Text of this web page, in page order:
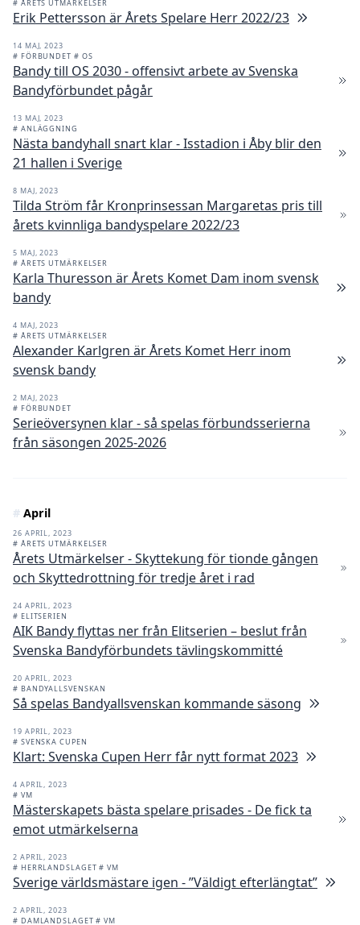
# ÅRETS UTMÄRKELSER
Erik Pettersson är Årets Spelare Herr 2022/23
14 MAJ, 2023
# FÖRBUNDET # OS
Bandy till OS 2030 - offensivt arbete av Svenska
Bandyförbundet pågår
13 MAJ, 2023
# ANLÄGGNING
Nästa bandyhall snart klar - Isstadion i Åby blir den
21 hallen i Sverige
8 MAJ, 2023
Tilda Ström får Kronprinsessan Margaretas pris till
årets kvinnliga bandyspelare 2022/23
5 MAJ, 2023
# ÅRETS UTMÄRKELSER
Karla Thuresson är Årets Komet Dam inom svensk
bandy
4 MAJ, 2023
# ÅRETS UTMÄRKELSER
Alexander Karlgren är Årets Komet Herr inom
svensk bandy
2 MAJ, 2023
# FÖRBUNDET
Serieöversynen klar - så spelas förbundsserierna
från säsongen 2025-2026
# April
26 APRIL, 2023
# ÅRETS UTMÄRKELSER
Årets Utmärkelser - Skyttekung för tionde gången
och Skyttedrottning för tredje året i rad
24 APRIL, 2023
# ELITSERIEN
AIK Bandy flyttas ner från Elitserien – beslut från
Svenska Bandyförbundets tävlingskommitté
20 APRIL, 2023
# BANDYALLSVENSKAN
Så spelas Bandyallsvenskan kommande säsong
19 APRIL, 2023
# SVENSKA CUPEN
Klart: Svenska Cupen Herr får nytt format 2023
4 APRIL, 2023
# VM
Mästerskapets bästa spelare prisades - De fick ta
emot utmärkelserna
2 APRIL, 2023
# HERRLANDSLAGET# VM
Sverige världsmästare igen - ”Väldigt efterlängtat”
2 APRIL, 2023
# DAMLANDSLAGET# VM